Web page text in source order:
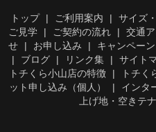
トップ ご利用案内 サイズ
ご見学
ご契約の流れ 交通
せ
お申し込み キャンペーン
ブログ
リンク集 サイト
トチくら小山店の特徴
トチく
ット申し込み（個人）
インタ
上げ地・空きテ